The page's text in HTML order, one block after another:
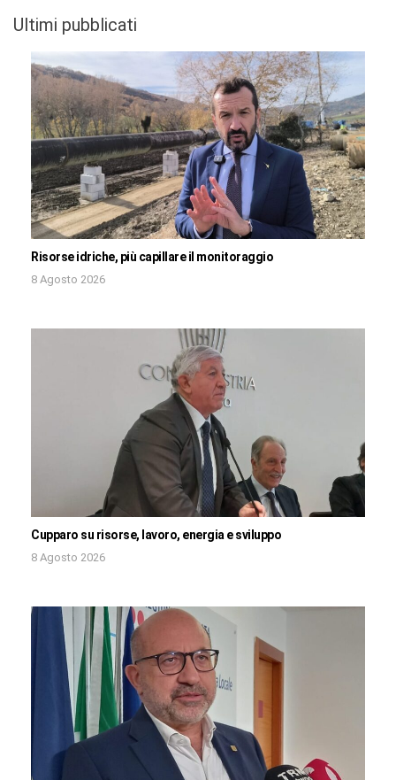
Ultimi pubblicati
Risorse idriche, più capillare il monitoraggio
8 Agosto 2026
Cupparo su risorse, lavoro, energia e sviluppo
8 Agosto 2026